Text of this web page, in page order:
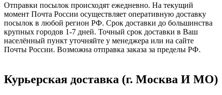
Отправки посылок происходят ежедневно. На текущий
момент Почта России осуществляет оперативную доставку
посылок в любой регион РФ. Срок доставки до большинства
крупных городов 1-7 дней. Точный срок доставки в Ваш
населённый пункт уточняйте у менеджера или на сайте
Почты России. Возможна отправка заказа за пределы РФ.
Курьерская доставка (г. Москва И МО)